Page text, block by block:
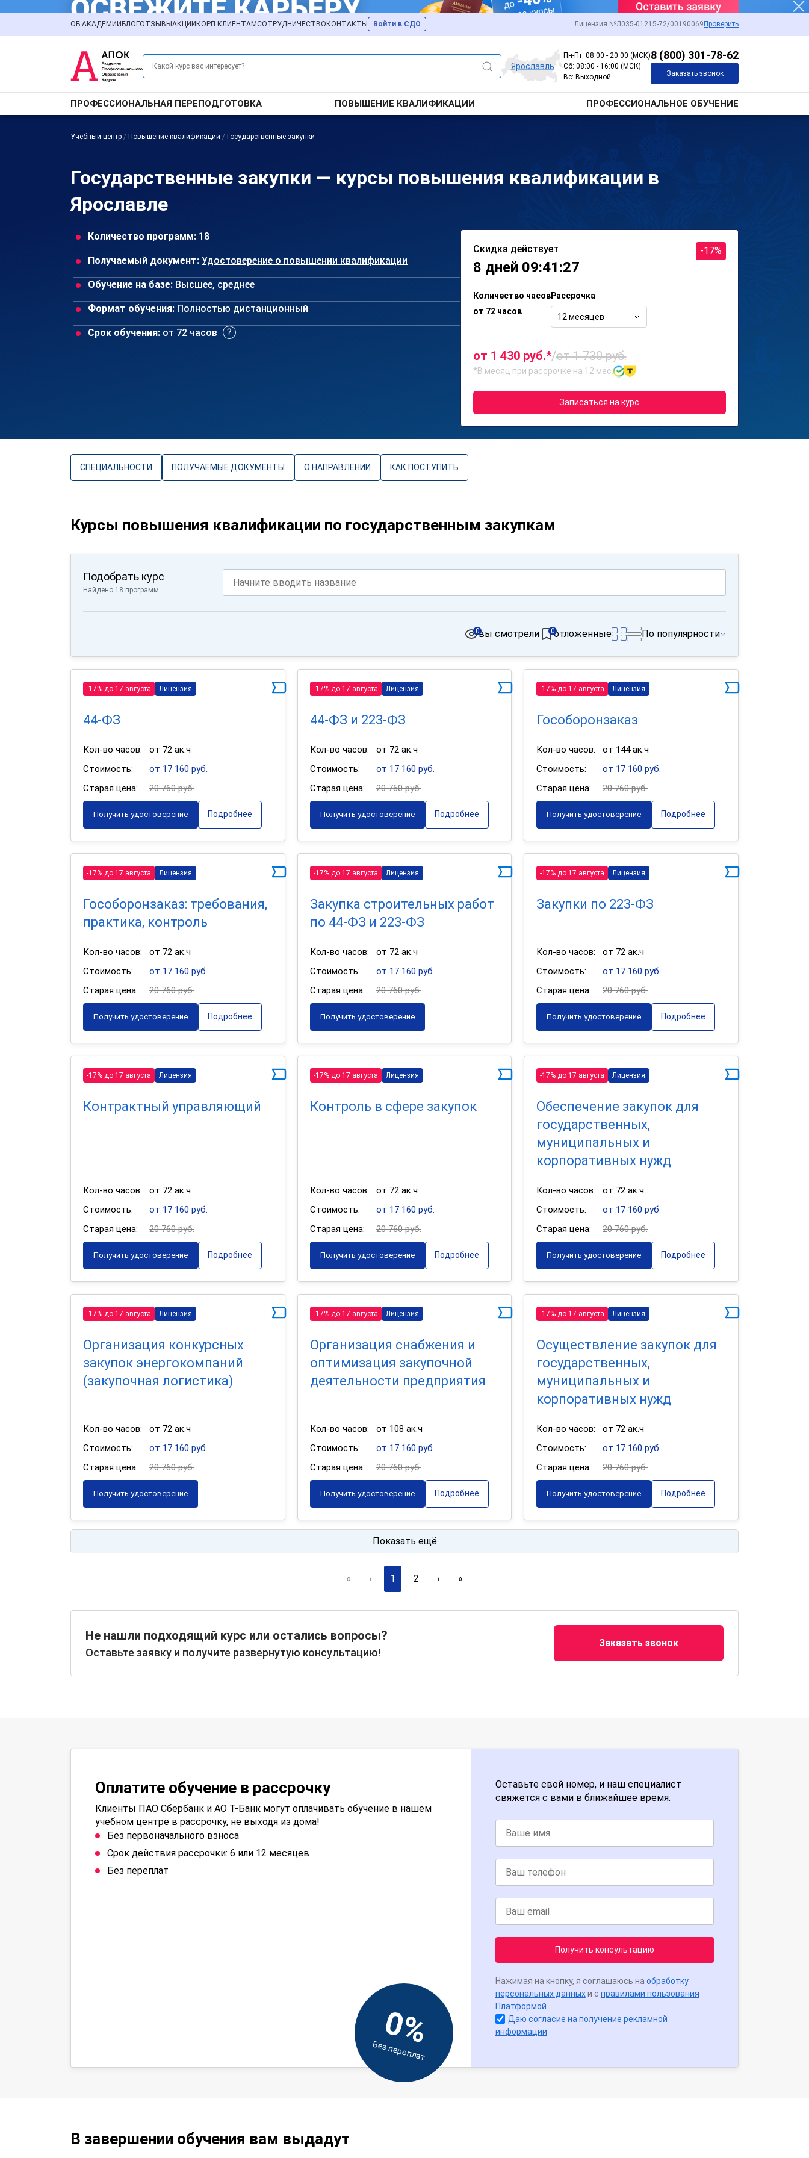
ОБ АКАДЕМИИ БЛОГОТЗЫВЫ АКЦИИ КОРП.КЛИЕНТАМСОТРУДНИЧЕСТВО КОНТАКТЫ Войти в СДО Лицензия №Л035-01215-72/00190069 Проверить
Ярославль
Пн-Пт: 08:00 - 20:00 (МСК)
Сб: 08:00 - 16:00 (МСК)
Вс: Выходной
8 (800) 301-78-62
Заказать звонок
ПРОФЕССИОНАЛЬНАЯ ПЕРЕПОДГОТОВКА ПОВЫШЕНИЕ КВАЛИФИКАЦИИ ПРОФЕССИОНАЛЬНОЕ ОБУЧЕНИЕ
Учебный центр / Повышение квалификации / Государственные закупки
Государственные закупки — курсы повышения квалификации в
Ярославле
Количество программ: 18
Получаемый документ: Удостоверение о повышении квалификации
Обучение на базе: Высшее, среднее
Формат обучения: Полностью дистанционный
Срок обучения: от 72 часов
Скидка действует
8 дней 09:41:27
-17%
Количество часов
от 72 часов
Рассрочка
12 месяцев
от 1 430 руб.*/от 1 730 руб.
*В месяц при рассрочке на 12 мес.
Записаться на курс
СПЕЦИАЛЬНОСТИ ПОЛУЧАЕМЫЕ ДОКУМЕНТЫ О НАПРАВЛЕНИИ КАК ПОСТУПИТЬ
Курсы повышения квалификации по государственным закупкам
Подобрать курс
Найдено 18 программ
вы смотрели
0 отложенные
0 По популярности
-17% до 17 августа Лицензия
44-ФЗ
Кол-во часов:
от 72 ак.ч
Стоимость:
от 17 160 руб.
Старая цена:
20 760 руб.
Получить удостоверение Подробнее
-17% до 17 августа Лицензия
44-ФЗ и 223-ФЗ
Кол-во часов:
от 72 ак.ч
Стоимость:
от 17 160 руб.
Старая цена:
20 760 руб.
Получить удостоверение Подробнее
-17% до 17 августа Лицензия
Гособоронзаказ
Кол-во часов:
от 144 ак.ч
Стоимость:
от 17 160 руб.
Старая цена:
20 760 руб.
Получить удостоверение Подробнее
-17% до 17 августа Лицензия
Гособоронзаказ: требования,
практика, контроль
Кол-во часов:
от 72 ак.ч
Стоимость:
от 17 160 руб.
Старая цена:
20 760 руб.
Получить удостоверение Подробнее
-17% до 17 августа Лицензия
Закупка строительных работ
по 44-ФЗ и 223-ФЗ
Кол-во часов:
от 72 ак.ч
Стоимость:
от 17 160 руб.
Старая цена:
20 760 руб.
Получить удостоверение
-17% до 17 августа Лицензия
Закупки по 223-ФЗ
Кол-во часов:
от 72 ак.ч
Стоимость:
от 17 160 руб.
Старая цена:
20 760 руб.
Получить удостоверение Подробнее
-17% до 17 августа Лицензия
Контрактный управляющий
Кол-во часов:
от 72 ак.ч
Стоимость:
от 17 160 руб.
Старая цена:
20 760 руб.
Получить удостоверение Подробнее
-17% до 17 августа Лицензия
Контроль в сфере закупок
Кол-во часов:
от 72 ак.ч
Стоимость:
от 17 160 руб.
Старая цена:
20 760 руб.
Получить удостоверение Подробнее
-17% до 17 августа Лицензия
Обеспечение закупок для
государственных,
муниципальных и
корпоративных нужд
Кол-во часов:
от 72 ак.ч
Стоимость:
от 17 160 руб.
Старая цена:
20 760 руб.
Получить удостоверение Подробнее
-17% до 17 августа Лицензия
Организация конкурсных
закупок энергокомпаний
(закупочная логистика)
Кол-во часов:
от 72 ак.ч
Стоимость:
от 17 160 руб.
Старая цена:
20 760 руб.
Получить удостоверение
-17% до 17 августа Лицензия
Организация снабжения и
оптимизация закупочной
деятельности предприятия
Кол-во часов:
от 108 ак.ч
Стоимость:
от 17 160 руб.
Старая цена:
20 760 руб.
Получить удостоверение Подробнее
-17% до 17 августа Лицензия
Осуществление закупок для
государственных,
муниципальных и
корпоративных нужд
Кол-во часов:
от 72 ак.ч
Стоимость:
от 17 160 руб.
Старая цена:
20 760 руб.
Получить удостоверение Подробнее
Показать ещё
« ‹ 1 2 › »
Не нашли подходящий курс или остались вопросы?
Оставьте заявку и получите развернутую консультацию!
Заказать звонок
Оплатите обучение в рассрочку
Клиенты ПАО Сбербанк и АО Т-Банк могут оплачивать обучение в нашем
учебном центре в рассрочку, не выходя из дома!
Без первоначального взноса
Срок действия рассрочки: 6 или 12 месяцев
Без переплат
0%
Без переплат
Оставьте свой номер, и наш специалист
свяжется с вами в ближайшее время.
Получить консультацию
Нажимая на кнопку, я соглашаюсь на обработку
персональных данныхи с правилами пользования
Платформой
Даю согласие на получение рекламной
информации
В завершении обучения вам выдадут